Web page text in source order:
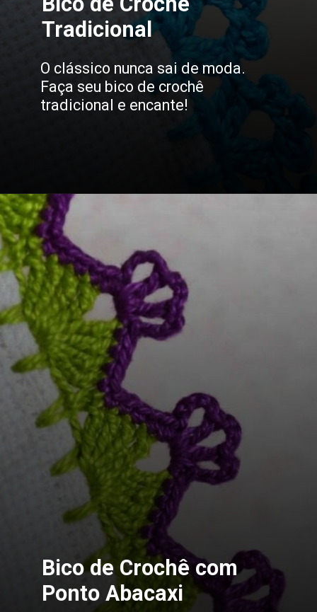
Tradicional
O clássico nunca sai de moda.
Faça seu bico de crochê
tradicional e encante!
Opening
Bico de Crochê com
Ponto Abacaxi